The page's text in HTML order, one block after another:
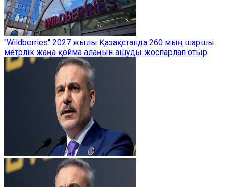
"Wildberries" 2027 жылы Қазақстанда 260 мың шаршы
метрлік жаңа қойма алаңын ашуды жоспарлап отыр